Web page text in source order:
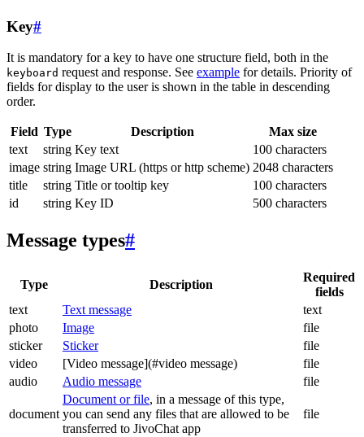
Key#
It is mandatory for a key to have one structure field, both in the
keyboard request and response. See example for details. Priority of
fields for display to the user is shown in the table in descending
order.
Field Type Description
Max size
text
string Key text
100 characters
image string Image URL (https or http scheme) 2048 characters
title
string Title or tooltip key
100 characters
id
string Key ID 500 characters
Message types#
Type Description
Required
fields
text
Text message
text
photo
Image
file
sticker
Sticker
file
video
[Video message](#video message)
file
audio
Audio message file
document
Document or file, in a message of this type,
you can send any files that are allowed to be
transferred to JivoChat app
file